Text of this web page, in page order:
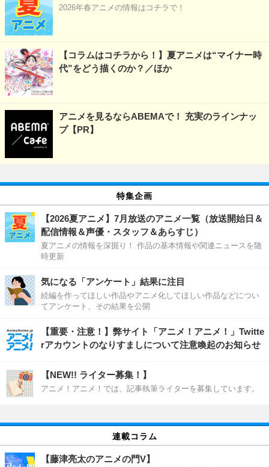
2026年春アニメの情報はコチラで！
【コラムはコチラから！】夏アニメは“マイナー時
代”をどう描くのか？／ほか
アニメを見るならABEMAで！ 充実のラインナッ
プ【PR】
特集企画
【2026夏アニメ】7月放送のアニメ一覧（放送開始日＆
配信情報＆声優・スタッフ＆あらすじ）
夏アニメの情報を深掘り！ 作品の基本情報や関連ニュースを随
時更新
気になる「アンケート」結果に注目
続編を作ってほしい作品やアニメ化してほしい作品などについ
てアンケート、その結果を公開
【重要・注意！】弊サイト「アニメ！アニメ！」Twitte
rアカウントのなりすましについて注意喚起のお知らせ
【NEW!! ライター募集！】
アニメ！アニメ！では、記事執筆ライターを募集しています。
連載コラム
【藤津亮太のアニメの門V】